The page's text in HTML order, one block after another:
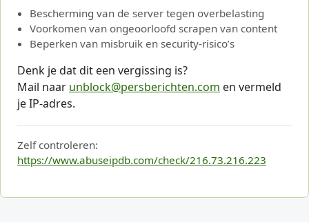
Bescherming van de server tegen overbelasting
Voorkomen van ongeoorloofd scrapen van content
Beperken van misbruik en security-risico’s
Denk je dat dit een vergissing is?
Mail naar unblock@persberichten.com en vermeld
je IP-adres.
Zelf controleren:
https://www.abuseipdb.com/check/216.73.216.223